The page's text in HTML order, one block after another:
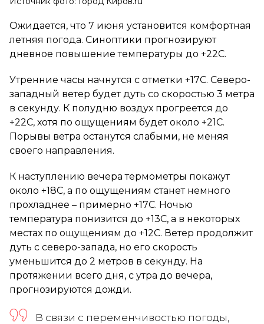
Ожидается, что 7 июня установится комфортная
летняя погода. Синоптики прогнозируют
дневное повышение температуры до +22C.
Утренние часы начнутся с отметки +17C. Северо-
западный ветер будет дуть со скоростью 3 метра
в секунду. К полудню воздух прогреется до
+22C, хотя по ощущениям будет около +21C.
Порывы ветра останутся слабыми, не меняя
своего направления.
К наступлению вечера термометры покажут
около +18C, а по ощущениям станет немного
прохладнее – примерно +17C. Ночью
температура понизится до +13C, а в некоторых
местах по ощущениям до +12C. Ветер продолжит
дуть с северо-запада, но его скорость
уменьшится до 2 метров в секунду. На
протяжении всего дня, с утра до вечера,
прогнозируются дожди.
В связи с переменчивостью погоды,